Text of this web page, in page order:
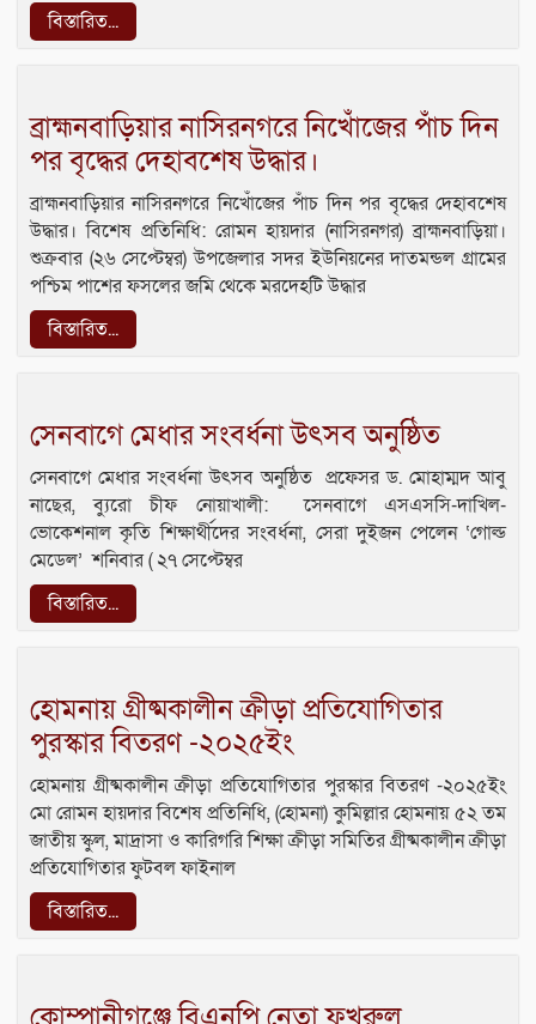
বিস্তারিত...
ব্রাহ্মনবাড়িয়ার নাসিরনগরে নিখোঁজের পাঁচ দিন
পর বৃদ্ধের দেহাবশেষ উদ্ধার।
ব্রাহ্মনবাড়িয়ার নাসিরনগরে নিখোঁজের পাঁচ দিন পর বৃদ্ধের দেহাবশেষ
উদ্ধার। বিশেষ প্রতিনিধি: রোমন হায়দার (নাসিরনগর) ব্রাহ্মনবাড়িয়া।
শুক্রবার (২৬ সেপ্টেম্বর) উপজেলার সদর ইউনিয়নের দাতমন্ডল গ্রামের
পশ্চিম পাশের ফসলের জমি থেকে মরদেহটি উদ্ধার
বিস্তারিত...
সেনবাগে মেধার সংবর্ধনা উৎসব অনুষ্ঠিত
সেনবাগে মেধার সংবর্ধনা উৎসব অনুষ্ঠিত ‎ ‎প্রফেসর ড. মোহাম্মদ আবু
নাছের, ব্যুরো চীফ নোয়াখালী: ‎ ‎সেনবাগে এসএসসি-দাখিল-
ভোকেশনাল কৃতি শিক্ষার্থীদের সংবর্ধনা, সেরা দুইজন পেলেন ‘গোল্ড
মেডেল’ ‎ ‎শনিবার ( ২৭ সেপ্টেম্বর
বিস্তারিত...
হোমনায় গ্রীষ্মকালীন ক্রীড়া প্রতিযোগিতার
পুরস্কার বিতরণ -২০২৫ইং
হোমনায় গ্রীষ্মকালীন ক্রীড়া প্রতিযোগিতার পুরস্কার বিতরণ -২০২৫ইং
মো রোমন হায়দার বিশেষ প্রতিনিধি, (হোমনা) কুমিল্লার হোমনায় ৫২ তম
জাতীয় স্কুল, মাদ্রাসা ও কারিগরি শিক্ষা ক্রীড়া সমিতির গ্রীষ্মকালীন ক্রীড়া
প্রতিযোগিতার ফুটবল ফাইনাল
বিস্তারিত...